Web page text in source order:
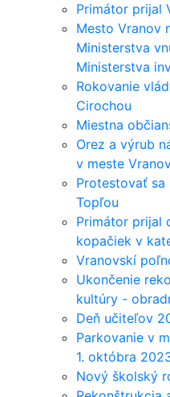
Primátor prijal
Mesto Vranov
Ministerstva
Ministerstva
Rokovanie
Cirochou
Miestna
Orez a výrub
v meste
Protestovať sa
Topľou
Primátor prijal
kopačiek v
Vranovskí
Ukončenie
kultúry -
Deň učiteľov
Parkovanie v
1. októbra
Nový školský